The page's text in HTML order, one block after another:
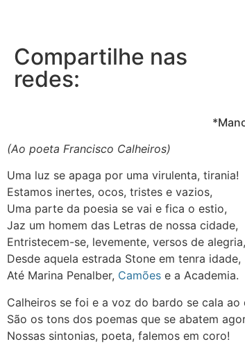
Compartilhe nas
redes:
(Ao poeta Francisco Calheiros)
Uma luz se apaga por uma virulenta, tirania!
Estamos inertes, ocos, tristes e vazios,
Uma parte da poesia se vai e fica o estio,
Jaz um homem das Letras de nossa cidade,
Entristecem-se, levemente, versos de alegria,
Desde aquela estrada Stone em tenra idade,
Até Marina Penalber, Camões e a Academia.
Calheiros se foi e a voz do bardo se cala ao
São os tons dos poemas que se abatem
Nossas sintonias, poeta, falemos em coro!